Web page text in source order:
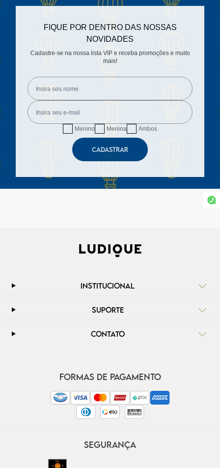
FIQUE POR DENTRO DAS NOSSAS
NOVIDADES
Cadastre-se na nossa lista VIP e receba promoções e muito
mais!
Menino Menina Ambos
CADASTRAR
INSTITUCIONAL
SUPORTE
CONTATO
FORMAS DE PAGAMENTO
SEGURANÇA